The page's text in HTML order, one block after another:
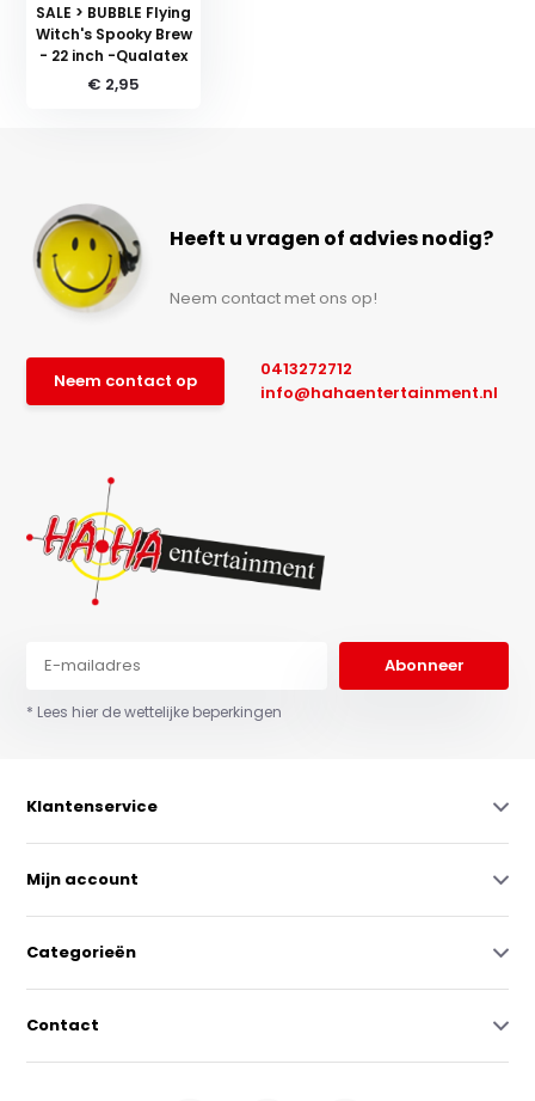
SALE > BUBBLE Flying
Witch's Spooky Brew
- 22 inch -Qualatex
€ 2,95
Heeft u vragen of advies nodig?
Neem contact met ons op!
Neem contact op
0413272712
info@hahaentertainment.nl
Abonneer
* Lees hier de wettelijke beperkingen
Klantenservice
Mijn account
Categorieën
Contact